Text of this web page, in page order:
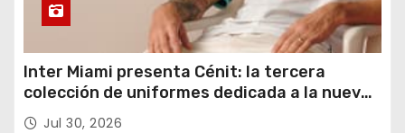
Inter Miami presenta Cénit: la tercera
colección de uniformes dedicada a la nueva
casa y al logro del club en nuevas alturas
Jul 30, 2026